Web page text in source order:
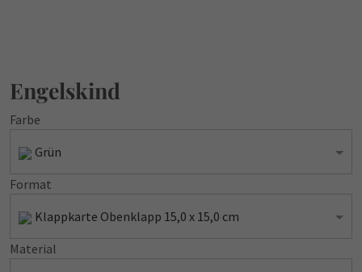
Engelskind
Farbe
Grün
Format
Klappkarte Obenklapp 15,0 x 15,0 cm
Material